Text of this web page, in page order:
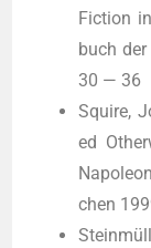
Fic­tion
buch
30 — 36
Squi­re,
ed
chen